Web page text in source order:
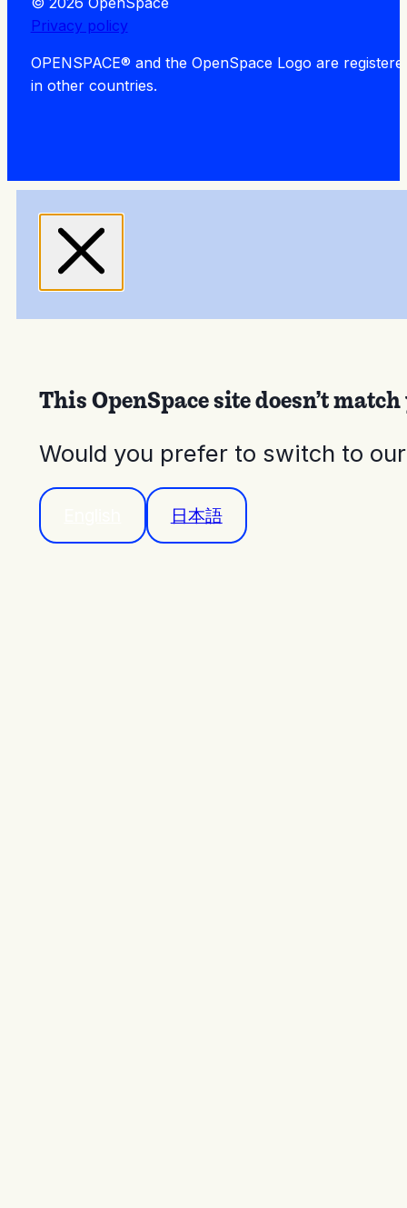
Privacy policy
OPENSPACE® and the OpenSpace Logo are
in other countries.
This OpenSpace site doesn’t
Would you prefer to switch to
日本語